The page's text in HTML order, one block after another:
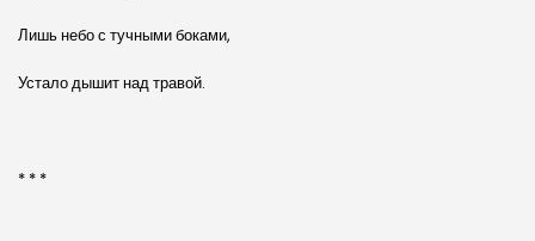
Лишь небо с тучными боками,
Устало дышит над травой.
* * *